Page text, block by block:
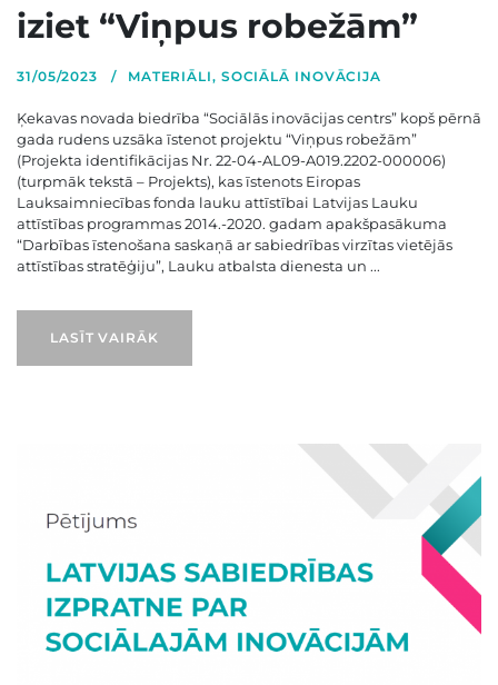
iziet “Viņpus robežām”
31/05/2023 MATERIĀLI, SOCIĀLĀ INOVĀCIJA
Ķekavas novada biedrība “Sociālās inovācijas centrs” kopš pērnā
gada rudens uzsāka īstenot projektu “Viņpus robežām”
(Projekta identifikācijas Nr. 22-04-AL09-A019.2202-000006)
(turpmāk tekstā – Projekts), kas īstenots Eiropas
Lauksaimniecības fonda lauku attīstībai Latvijas Lauku
attīstības programmas 2014.-2020. gadam apakšpasākuma
“Darbības īstenošana saskaņā ar sabiedrības virzītas vietējās
attīstības stratēģiju”, Lauku atbalsta dienesta un ...
LASĪT VAIRĀK